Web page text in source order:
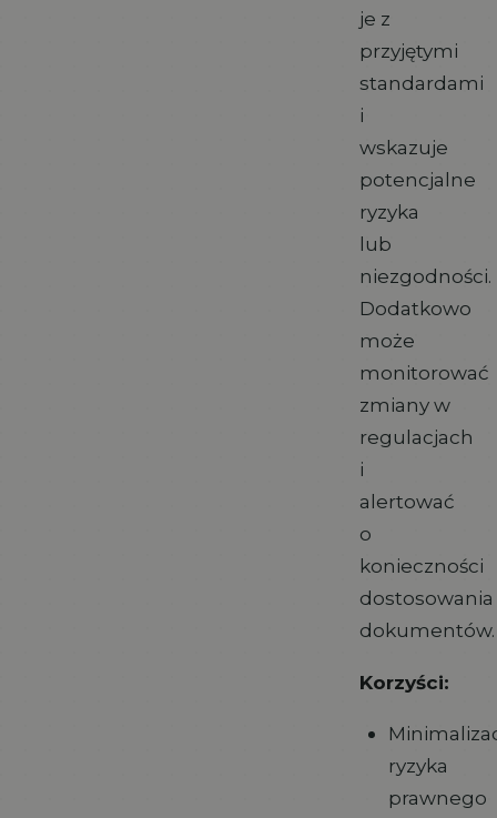
je z
przyjętymi
standardami
i
wskazuje
potencjalne
ryzyka
lub
niezgodności.
Dodatkowo
może
monitorować
zmiany w
regulacjach
i
alertować
o
konieczności
dostosowania
dokumentów.
Korzyści:
ryzyka
prawnego